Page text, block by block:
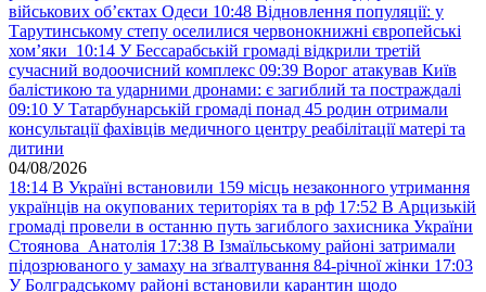
військових обʼєктах Одеси 10:48 Відновлення популяції: у
Тарутинському степу оселилися червонокнижні європейські
хом’яки 10:14 У Бессарабській громаді відкрили третій
сучасний водоочисний комплекс 09:39 Ворог атакував Київ
балістикою та ударними дронами: є загиблий та постраждалі
09:10 У Татарбунарській громаді понад 45 родин отримали
консультації фахівців медичного центру реабілітації матері та
дитини
04/08/2026
18:14 В Україні встановили 159 місць незаконного утримання
українців на окупованих територіях та в рф 17:52 В Арцизькій
громаді провели в останню путь загиблого захисника України
Стоянова Анатолія 17:38 В Ізмаїльському районі затримали
підозрюваного у замаху на зґвалтування 84-річної жінки 17:03
У Болградському районі встановили карантин щодо